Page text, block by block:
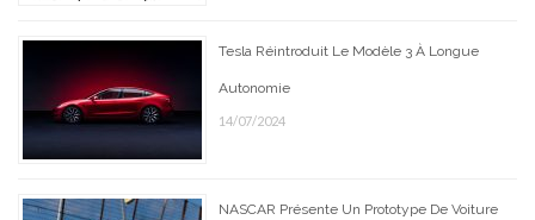
Tesla Réintroduit Le Modèle 3 À Longue
Autonomie
14/07/2024
NASCAR Présente Un Prototype De Voiture